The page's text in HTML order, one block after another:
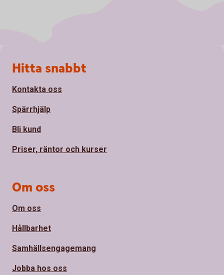
Sidfot
Hitta snabbt
Kontakta oss
Spärrhjälp
Bli kund
Priser, räntor och kurser
Om oss
Om oss
Hållbarhet
Samhällsengagemang
Jobba hos oss